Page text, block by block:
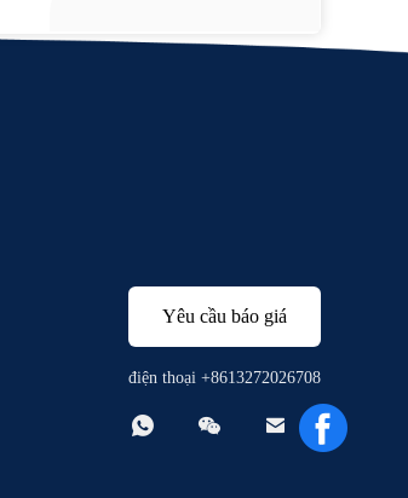
Yêu cầu báo giá
điện thoại +8613272026708
  